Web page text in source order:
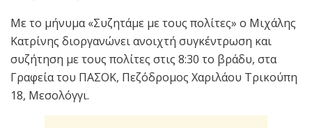
Με το μήνυμα «Συζητάμε με τους πολίτες» ο Μιχάλης
Κατρίνης διοργανώνει ανοιχτή συγκέντρωση και
συζήτηση με τους πολίτες στις 8:30 το βράδυ, στα
Γραφεία του ΠΑΣΟΚ, Πεζόδρομος Χαριλάου Τρικούπη
18, Μεσολόγγι.